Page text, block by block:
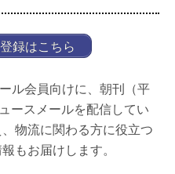
録はこちら
ル会員向けに、朝刊（平
ースメールを配信してい
物流に関わる方に役立つ
もお届けします。